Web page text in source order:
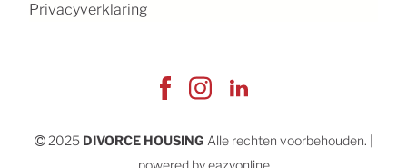
Privacyverklaring
2025 DIVORCE HOUSING Alle rechten voorbehouden.
powered byeazyonline